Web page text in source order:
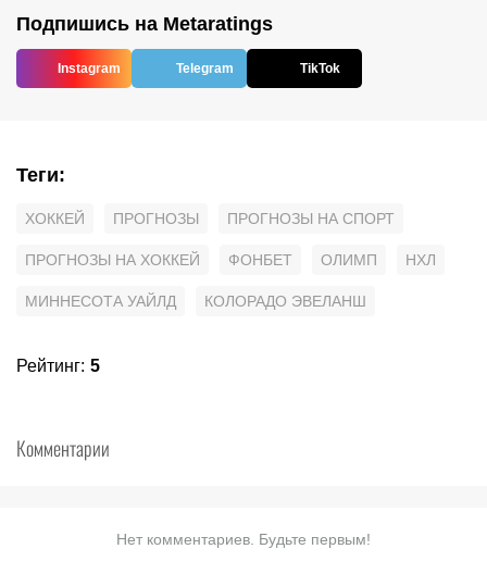
Подпишись на Metaratings
Instagram Telegram TikTok
Теги:
ХОККЕЙ ПРОГНОЗЫ ПРОГНОЗЫ НА СПОРТ
ПРОГНОЗЫ НА ХОККЕЙ ФОНБЕТ ОЛИМП НХЛ
МИННЕСОТА УАЙЛД КОЛОРАДО ЭВЕЛАНШ
Рейтинг: 5
Комментарии
Нет комментариев. Будьте первым!